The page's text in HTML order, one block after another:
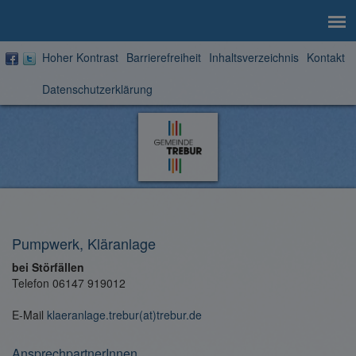
Hoher Kontrast Barrierefreiheit Inhaltsverzeichnis Kontakt
Datenschutzerklärung
Zur
Startseite
Pumpwerk, Kläranlage
bei Störfällen
Telefon 06147 919012
E-Mail klaeranlage.trebur(at)trebur.de